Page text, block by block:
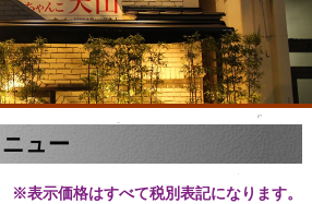
ュー
※表示価格はすべて税別表記になります。